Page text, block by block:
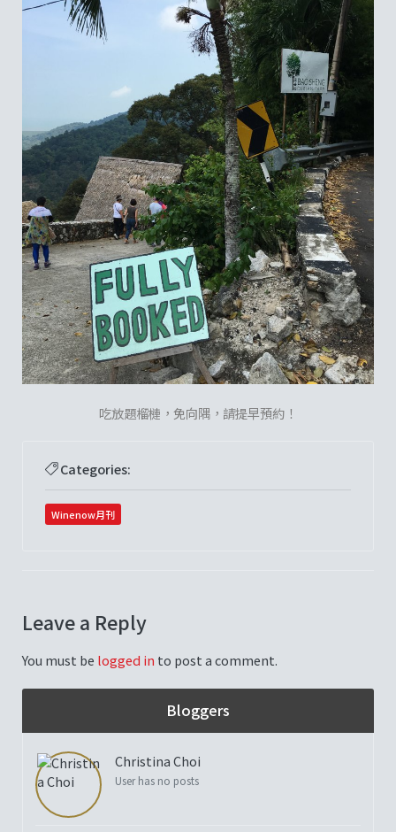
吃放題榴槤，免向隅，請提早預約！
Categories:
Winenow月刊
Leave a Reply
You must be logged in to post a comment.
Bloggers
Christina Choi
User has no posts